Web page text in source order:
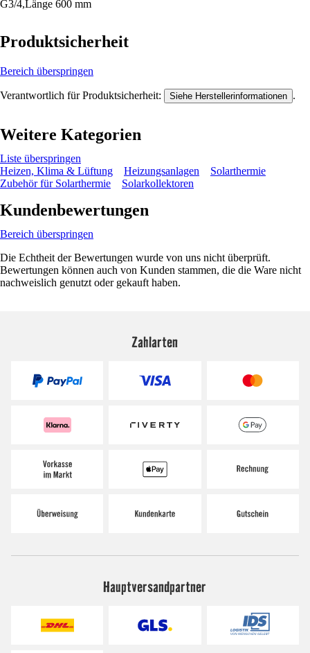
G3/4,Länge 600 mm
Produktsicherheit
Bereich überspringen
Verantwortlich für Produktsicherheit: Siehe Herstellerinformationen .
Weitere Kategorien
Liste überspringen
Heizen, Klima & Lüftung
Heizungsanlagen
Solarthermie
Zubehör für Solarthermie
Solarkollektoren
Kundenbewertungen
Bereich überspringen
Die Echtheit der Bewertungen wurde von uns nicht überprüft.
Bewertungen können auch von Kunden stammen, die die Ware nicht
nachweislich genutzt oder gekauft haben.
Zahlarten
Hauptversandpartner